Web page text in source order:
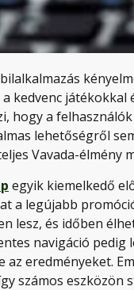
kedvenc
hogy a
lehetőségről
Vavada-élmény
egyik kiemelkedő
a legújabb
lesz, és időben
navigáció
az eredményeket.
számos eszközön